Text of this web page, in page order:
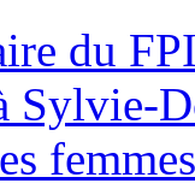
du
Sylvie-